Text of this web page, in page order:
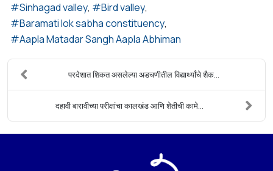
Sinhagad valley
Bird valley
Baramati lok sabha constituency
Aapla Matadar Sangh Aapla Abhiman
परदेशात शिकत असलेल्या अडचणीतील विद्यार्थ्यांचे शैक...
दहावी बारावीच्या परीक्षांचा कालखंड आणि शेतीची कामे...